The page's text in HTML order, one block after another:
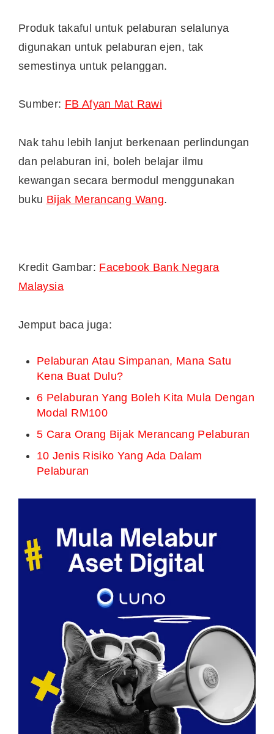
Produk takaful untuk pelaburan selalunya
digunakan untuk pelaburan ejen, tak
semestinya untuk pelanggan.
Sumber: FB Afyan Mat Rawi
Nak tahu lebih lanjut berkenaan perlindungan
dan pelaburan ini, boleh belajar ilmu
kewangan secara bermodul menggunakan
buku Bijak Merancang Wang.
Kredit Gambar: Facebook Bank Negara
Malaysia
Jemput baca juga:
Pelaburan Atau Simpanan, Mana Satu
Kena Buat Dulu?
6 Pelaburan Yang Boleh Kita Mula Dengan
Modal RM100
5 Cara Orang Bijak Merancang Pelaburan
10 Jenis Risiko Yang Ada Dalam
Pelaburan